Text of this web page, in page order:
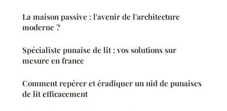
La maison passive : l'avenir de l'architecture
moderne ?
Spécialiste punaise de lit : vos solutions sur
mesure en france
Comment repérer et éradiquer un nid de punaises
de lit efficacement